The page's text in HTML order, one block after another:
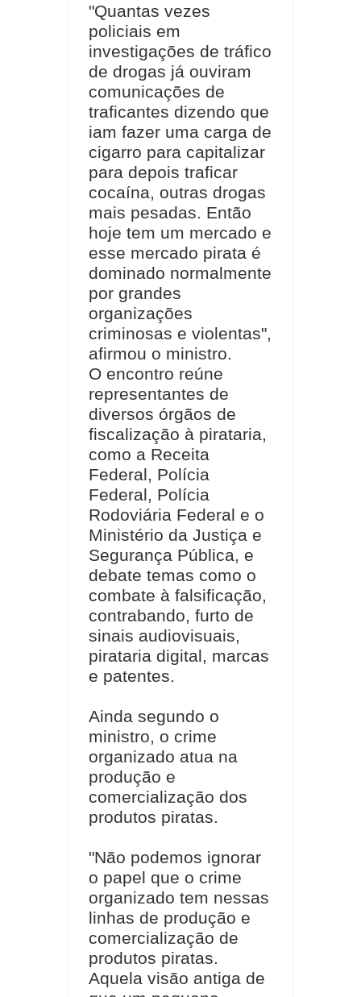
"Quantas vezes
policiais em
investigações de tráfico
de drogas já ouviram
comunicações de
traficantes dizendo que
iam fazer uma carga de
cigarro para capitalizar
para depois traficar
cocaína, outras drogas
mais pesadas. Então
hoje tem um mercado e
esse mercado pirata é
dominado normalmente
por grandes
organizações
criminosas e violentas",
afirmou o ministro.
O encontro reúne
representantes de
diversos órgãos de
fiscalização à pirataria,
como a Receita
Federal, Polícia
Federal, Polícia
Rodoviária Federal e o
Ministério da Justiça e
Segurança Pública, e
debate temas como o
combate à falsificação,
contrabando, furto de
sinais audiovisuais,
pirataria digital, marcas
e patentes.
Ainda segundo o
ministro, o crime
organizado atua na
produção e
comercialização dos
produtos piratas.
"Não podemos ignorar
o papel que o crime
organizado tem nessas
linhas de produção e
comercialização de
produtos piratas.
Aquela visão antiga de